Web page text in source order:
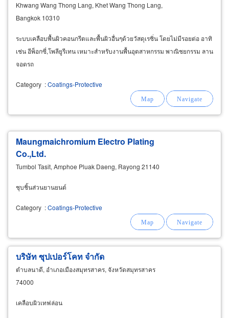
Khwang Wang Thong Lang, Khet Wang Thong Lang,
Bangkok 10310
ระบบเคลือบพื้นผิวคอนกรีตและพื้นผิวอื่นๆด้วยวัสดุเรซิ่น โดยไม่มีรอยต่อ อาทิ
เช่น อีพ็อกซี่,โพลียูรีเทน เหมาะสำหรับงานพื้นอุตสาหกรรม พาณิชยกรรม ลาน
จอดรถ
Category :Coatings-Protective
Maungmaichromium Electro Plating
Co.,Ltd.
Tumbol Tasit, Amphoe Pluak Daeng, Rayong 21140
ชุบชิ้นส่วนยานยนต์
Category :Coatings-Protective
บริษัท ซุปเปอร์โคท จำกัด
ตำบลนาดี, อำเภอเมืองสมุทรสาคร, จังหวัดสมุทรสาคร
74000
เคลือบผิวเทฟล่อน